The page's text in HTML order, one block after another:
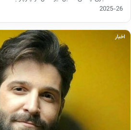
26-2025
اخبار